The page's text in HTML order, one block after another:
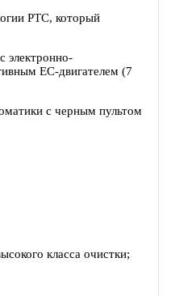
PTC, который
электронно-
EC-двигателем (7
с черным пультом
класса очистки;